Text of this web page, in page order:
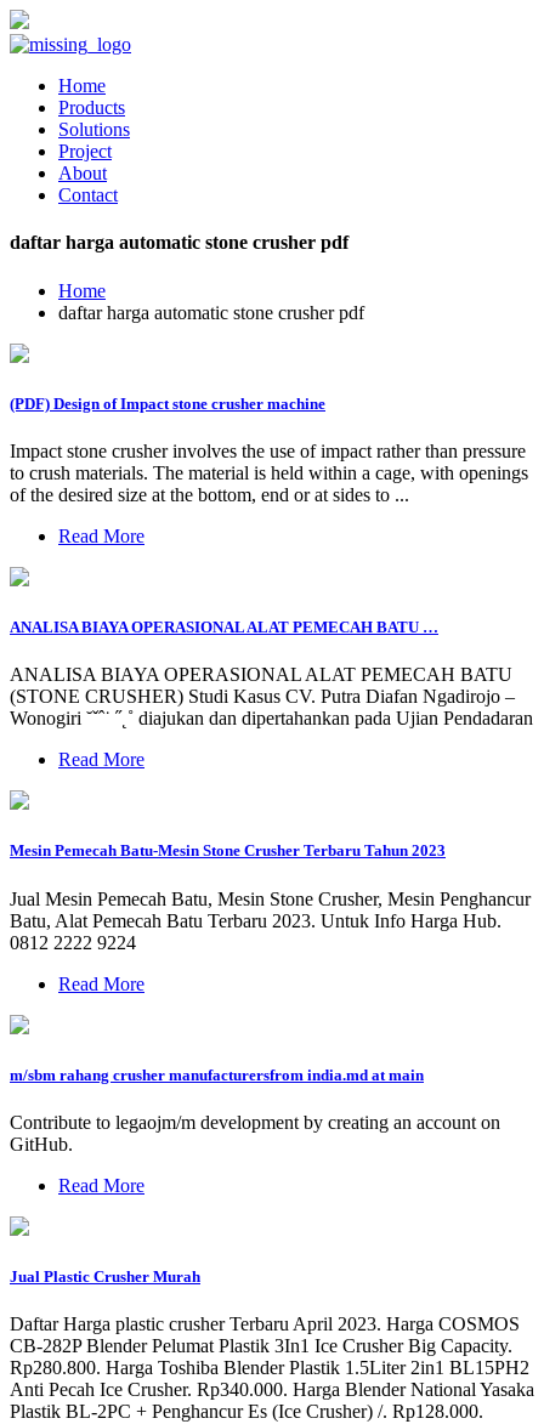
Home
Products
Solutions
Project
About
Contact
daftar harga automatic stone crusher pdf
Home
daftar harga automatic stone crusher pdf
(PDF) Design of Impact stone crusher machine
Impact stone crusher involves the use of impact rather than pressure
to crush materials. The material is held within a cage, with openings
of the desired size at the bottom, end or at sides to ...
Read More
ANALISA BIAYA OPERASIONAL ALAT PEMECAH BATU …
ANALISA BIAYA OPERASIONAL ALAT PEMECAH BATU
(STONE CRUSHER) Studi Kasus CV. Putra Diafan Ngadirojo –
Wonogiri ˘ˇˆ˙ ˝˛˚ diajukan dan dipertahankan pada Ujian Pendadaran
Read More
Mesin Pemecah Batu-Mesin Stone Crusher Terbaru Tahun 2023
Jual Mesin Pemecah Batu, Mesin Stone Crusher, Mesin Penghancur
Batu, Alat Pemecah Batu Terbaru 2023. Untuk Info Harga Hub.
0812 2222 9224
Read More
m/sbm rahang crusher manufacturersfrom india.md at main
Contribute to legaojm/m development by creating an account on
GitHub.
Read More
Jual Plastic Crusher Murah
Daftar Harga plastic crusher Terbaru April 2023. Harga COSMOS
CB-282P Blender Pelumat Plastik 3In1 Ice Crusher Big Capacity.
Rp280.800. Harga Toshiba Blender Plastik 1.5Liter 2in1 BL15PH2
Anti Pecah Ice Crusher. Rp340.000. Harga Blender National Yasaka
Plastik BL-2PC + Penghancur Es (Ice Crusher) /. Rp128.000.